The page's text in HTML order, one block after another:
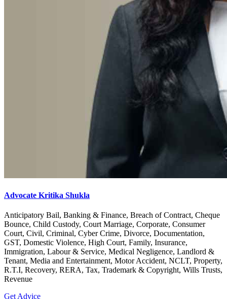
Advocate Kritika Shukla
Anticipatory Bail, Banking & Finance, Breach of Contract, Cheque
Bounce, Child Custody, Court Marriage, Corporate, Consumer
Court, Civil, Criminal, Cyber Crime, Divorce, Documentation,
GST, Domestic Violence, High Court, Family, Insurance,
Immigration, Labour & Service, Medical Negligence, Landlord &
Tenant, Media and Entertainment, Motor Accident, NCLT, Property,
R.T.I, Recovery, RERA, Tax, Trademark & Copyright, Wills Trusts,
Revenue
Get Advice